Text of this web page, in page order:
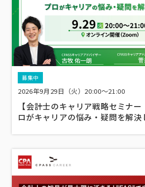
募集中
2026年9月29日（火）20:00～21:00
【会計士のキャリア戦略セミナ
ロがキャリアの悩み・疑問を解決